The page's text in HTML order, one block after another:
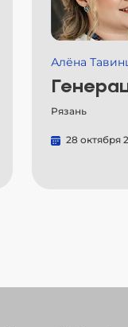
Алёна
Рязань
28 октября